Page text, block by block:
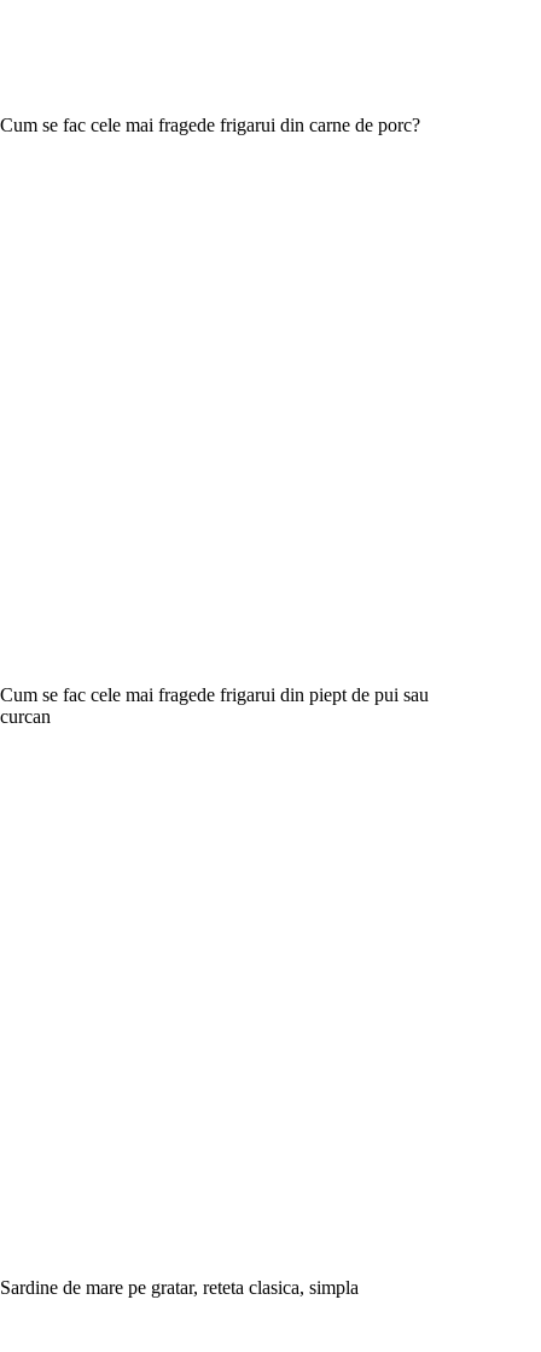
Cum se fac cele mai fragede frigarui din carne de porc?
Cum se fac cele mai fragede frigarui din piept de pui sau
curcan
Sardine de mare pe gratar, reteta clasica, simpla